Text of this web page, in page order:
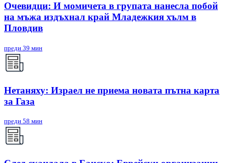
Очевидци: И момичета в групата нанесла побой
на мъжа издъхнал край Младежкия хълм в
Пловдив
преди 39 мин
Нетаняху: Израел не приема новата пътна карта
за Газа
преди 58 мин